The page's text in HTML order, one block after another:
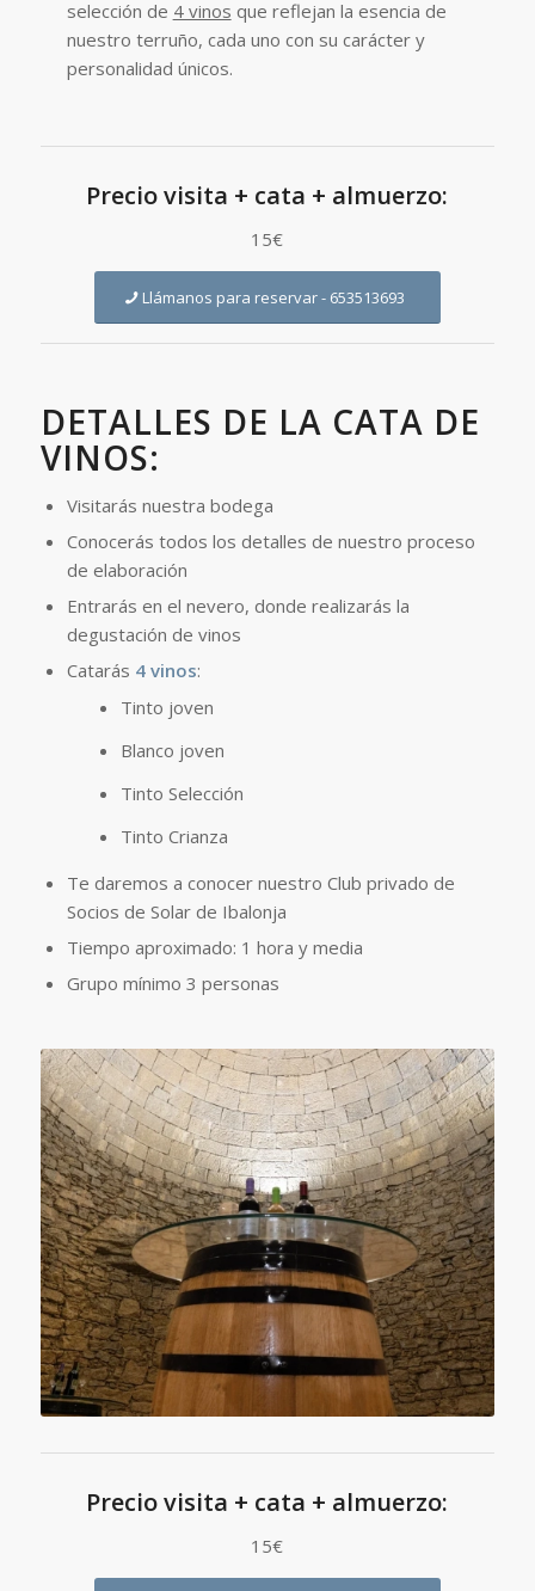
selección de 4 vinos que reflejan la esencia de
nuestro terruño, cada uno con su carácter y
personalidad únicos.
Precio visita + cata + almuerzo:
15€
Llámanos para reservar - 653513693
DETALLES DE LA CATA DE
VINOS:
Visitarás nuestra bodega
Conocerás todos los detalles de nuestro proceso
de elaboración
Entrarás en el nevero, donde realizarás la
degustación de vinos
Catarás 4 vinos:
Tinto joven
Blanco joven
Tinto Selección
Tinto Crianza
Te daremos a conocer nuestro Club privado de
Socios de Solar de Ibalonja
Tiempo aproximado: 1 hora y media
Grupo mínimo 3 personas
Precio visita + cata + almuerzo:
15€